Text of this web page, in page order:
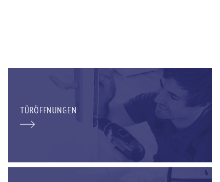
TÜRÖFFNUNGEN